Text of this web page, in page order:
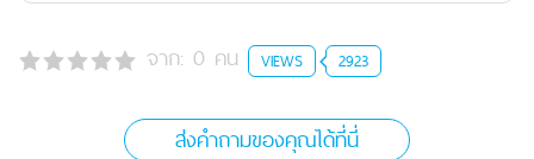
จาก: 0 คน VIEWS 2923
ส่งคำถามของคุณได้ที่นี่